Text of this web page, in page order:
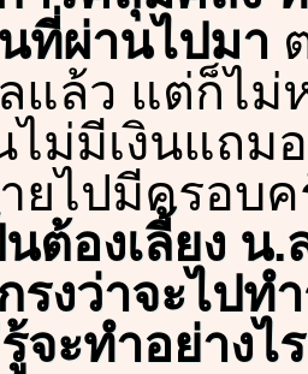
ที่ผ่านไปมา
แล้ว แต่ก็ไม่
ไม่มีเงินแถม
ยไปมีครอบ
นต้องเลี้ยง น
กรงว่าจะไป
จะทำอย่างไร